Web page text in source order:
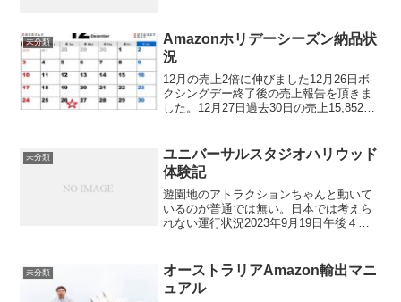
未分類
Amazonホリデーシーズン納品状
況
12月の売上2倍に伸びました12月26日ボ
クシングデー終了後の売上報告を頂きま
した。12月27日過去30日の売上15,852ド
で約2倍に伸びました。...
未分類
ユニバーサルスタジオハリウッド
体験記
遊園地のアトラクションちゃんと動いて
いるのが普通では無い。日本では考えら
れない運行状況2023年9月19日午後４時
ているアトラクションのほうが動いてい
るアトラクションよ...
未分類
オーストラリアAmazon輸出マニ
ュアル